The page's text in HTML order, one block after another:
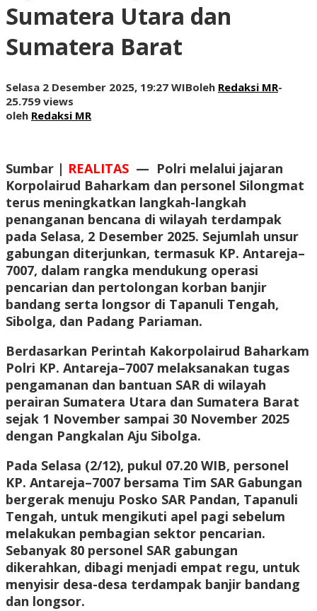
Sumatera Utara dan
Sumatera Barat
Selasa 2 Desember 2025, 19:27 WIBoleh Redaksi MR-
25.759 views
oleh Redaksi MR
Sumbar | REALITAS — Polri melalui jajaran
Korpolairud Baharkam dan personel Silongmat
terus meningkatkan langkah-langkah
penanganan bencana di wilayah terdampak
pada Selasa, 2 Desember 2025. Sejumlah unsur
gabungan diterjunkan, termasuk KP. Antareja–
7007, dalam rangka mendukung operasi
pencarian dan pertolongan korban banjir
bandang serta longsor di Tapanuli Tengah,
Sibolga, dan Padang Pariaman.
Berdasarkan Perintah Kakorpolairud Baharkam
Polri KP. Antareja–7007 melaksanakan tugas
pengamanan dan bantuan SAR di wilayah
perairan Sumatera Utara dan Sumatera Barat
sejak 1 November sampai 30 November 2025
dengan Pangkalan Aju Sibolga.
Pada Selasa (2/12), pukul 07.20 WIB, personel
KP. Antareja–7007 bersama Tim SAR Gabungan
bergerak menuju Posko SAR Pandan, Tapanuli
Tengah, untuk mengikuti apel pagi sebelum
melakukan pembagian sektor pencarian.
Sebanyak 80 personel SAR gabungan
dikerahkan, dibagi menjadi empat regu, untuk
menyisir desa-desa terdampak banjir bandang
dan longsor.